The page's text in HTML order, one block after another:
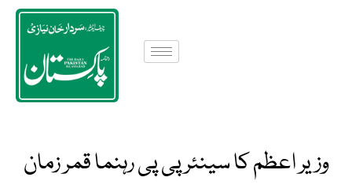
وزیر اعظم کا سینئر پی پی رہنما قمر زمان